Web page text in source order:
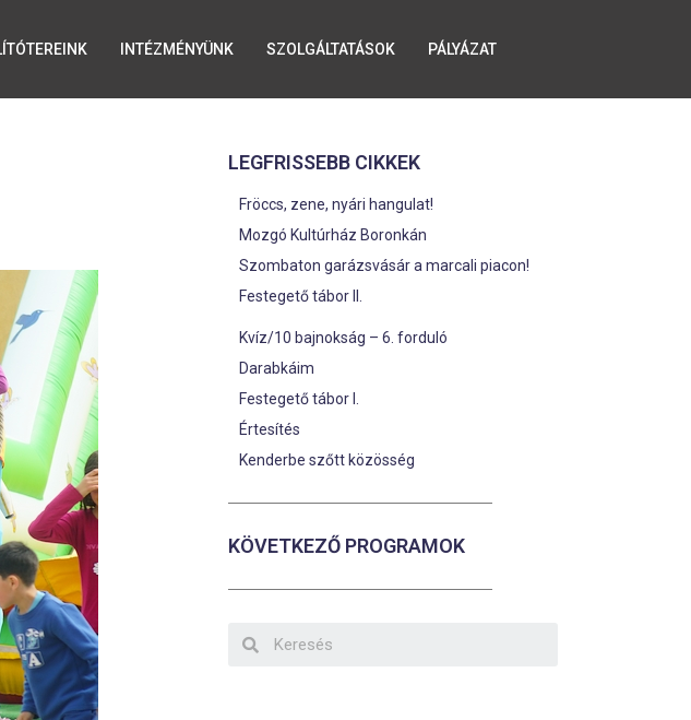
INTÉZMÉNYÜNK SZOLGÁLTATÁSOK PÁLYÁZAT
LEGFRISSEBB CIKKEK
Fröccs, zene, nyári hangulat!
Mozgó Kultúrház Boronkán
Szombaton garázsvásár a marcali piacon!
Festegető tábor II.
Kvíz/10 bajnokság – 6. forduló
Darabkáim
Festegető tábor I.
Értesítés
Kenderbe szőtt közösség
KÖVETKEZŐ PROGRAMOK